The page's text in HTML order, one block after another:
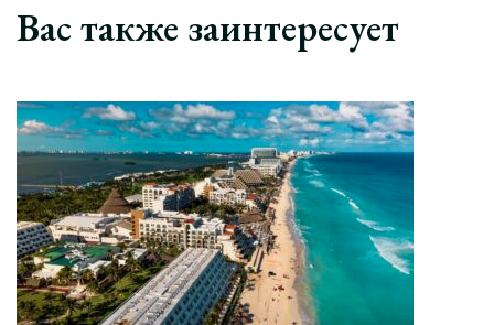
Вас также заинтересует